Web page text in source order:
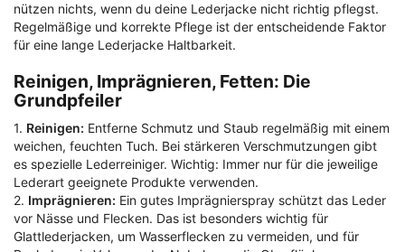
nützen nichts, wenn du deine Lederjacke nicht richtig pflegst.
Regelmäßige und korrekte Pflege ist der entscheidende Faktor
für eine lange Lederjacke Haltbarkeit.
Reinigen, Imprägnieren, Fetten: Die
Grundpfeiler
1. Reinigen: Entferne Schmutz und Staub regelmäßig mit einem
weichen, feuchten Tuch. Bei stärkeren Verschmutzungen gibt
es spezielle Lederreiniger. Wichtig: Immer nur für die jeweilige
Lederart geeignete Produkte verwenden.
2. Imprägnieren: Ein gutes Imprägnierspray schützt das Leder
vor Nässe und Flecken. Das ist besonders wichtig für
Glattlederjacken, um Wasserflecken zu vermeiden, und für